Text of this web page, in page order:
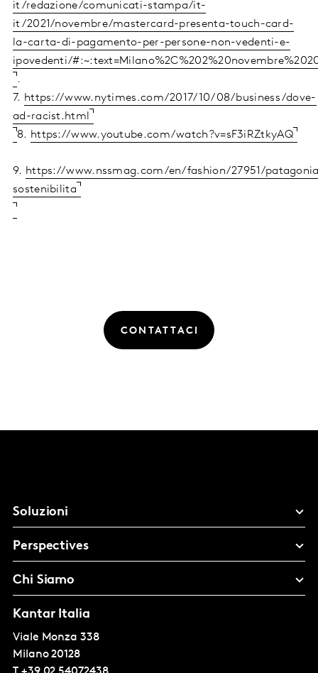
it/redazione/comunicati-stampa/it-
it/2021/novembre/mastercard-presenta-touch-card-
la-carta-di-pagamento-per-persone-non-vedenti-e-
ipovedenti/
.
7. https://www.nytimes.com/2017/10/08/business/dove-
ad-racist.html
8. https://www.youtube.com/watch?v=sF3iRZtkyAQ
9. https://www.nssmag.com/en/fashion/27951/
sostenibilita
CONTATTACI
Soluzioni
Perspectives
Chi Siamo
Kantar Italia
Viale Monza 338
Milano 20128